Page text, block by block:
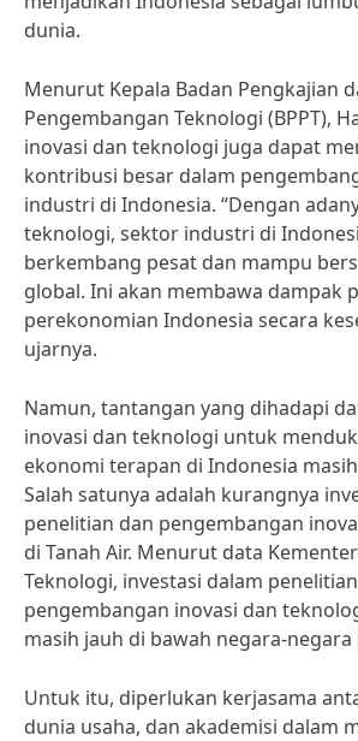
dunia.
Menurut Kepala Badan Pengkajian
Pengembangan Teknologi (BPPT),
inovasi dan teknologi juga dapat
kontribusi besar dalam
industri di Indonesia. “Dengan
teknologi, sektor industri di
berkembang pesat dan mampu
global. Ini akan membawa dampak
perekonomian Indonesia secara
ujarnya.
Namun, tantangan yang dihadapi
inovasi dan teknologi untuk
ekonomi terapan di Indonesia
Salah satunya adalah kurangnya
penelitian dan pengembangan
di Tanah Air. Menurut data
Teknologi, investasi dalam
pengembangan inovasi dan
masih jauh di bawah negara-negara
Untuk itu, diperlukan kerjasama
dunia usaha, dan akademisi dalam